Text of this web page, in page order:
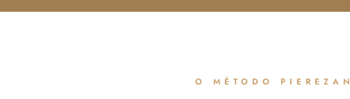
O MÉTODO PIEREZAN